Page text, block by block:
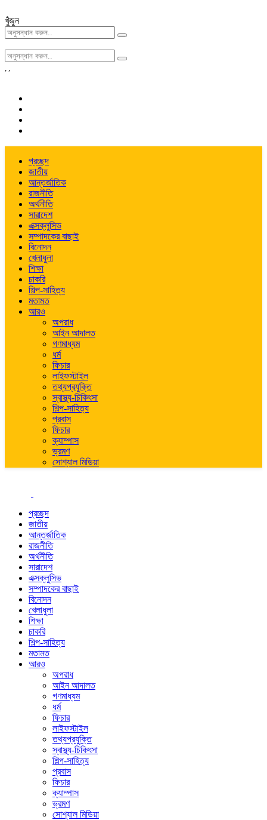
খুঁজুন
, ,
প্রচ্ছদ
জাতীয়
আন্তর্জাতিক
রাজনীতি
অর্থনীতি
সারাদেশ
এক্সক্লুসিভ
সম্পাদকের বাছাই
বিনোদন
খেলাধুলা
শিক্ষা
চাকরি
শিল্প-সাহিত্য
মতামত
আরও
অপরাধ
আইন আদালত
গণমাধ্যম
ধর্ম
ফিচার
লাইফস্টাইল
তথ্যপ্রযুক্তি
স্বাস্থ্য-চিকিৎসা
শিল্প-সাহিত্য
প্রবাস
ফিচার
ক্যাম্পাস
ভ্রমণ
সোশ্যাল মিডিয়া
প্রচ্ছদ
জাতীয়
আন্তর্জাতিক
রাজনীতি
অর্থনীতি
সারাদেশ
এক্সক্লুসিভ
সম্পাদকের বাছাই
বিনোদন
খেলাধুলা
শিক্ষা
চাকরি
শিল্প-সাহিত্য
মতামত
আরও
অপরাধ
আইন আদালত
গণমাধ্যম
ধর্ম
ফিচার
লাইফস্টাইল
তথ্যপ্রযুক্তি
স্বাস্থ্য-চিকিৎসা
শিল্প-সাহিত্য
প্রবাস
ফিচার
ক্যাম্পাস
ভ্রমণ
সোশ্যাল মিডিয়া